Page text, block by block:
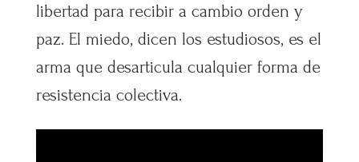
libertad para recibir a cambio orden y
paz. El miedo, dicen los estudiosos, es el
arma que desarticula cualquier forma de
resistencia colectiva.